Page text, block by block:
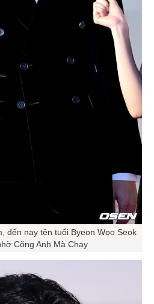
đến nay tên tuổi Byeon Woo Seok
Cõng Anh Mà Chạy